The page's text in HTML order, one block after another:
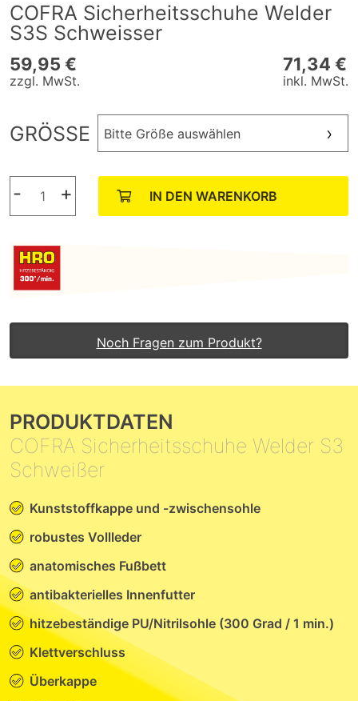
COFRA Sicherheitsschuhe Welder
S3S Schweisser
59,95 €
zzgl. MwSt.
71,34 €
inkl. MwSt.
GRÖSSE Bitte Größe auswählen
- + IN DEN WARENKORB
Noch Fragen zum Produkt?
PRODUKTDATEN
COFRA Sicherheitsschuhe Welder S3
Schweißer
Kunststoffkappe und -zwischensohle
robustes Vollleder
anatomisches Fußbett
antibakterielles Innenfutter
hitzebeständige PU/Nitrilsohle (300 Grad / 1 min.)
Klettverschluss
Überkappe